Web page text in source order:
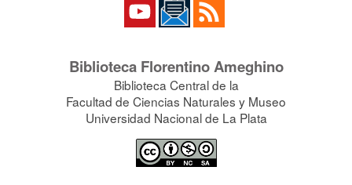
Biblioteca Florentino Ameghino
Biblioteca Central de la
Facultad de Ciencias Naturales y Museo
Universidad Nacional de La Plata